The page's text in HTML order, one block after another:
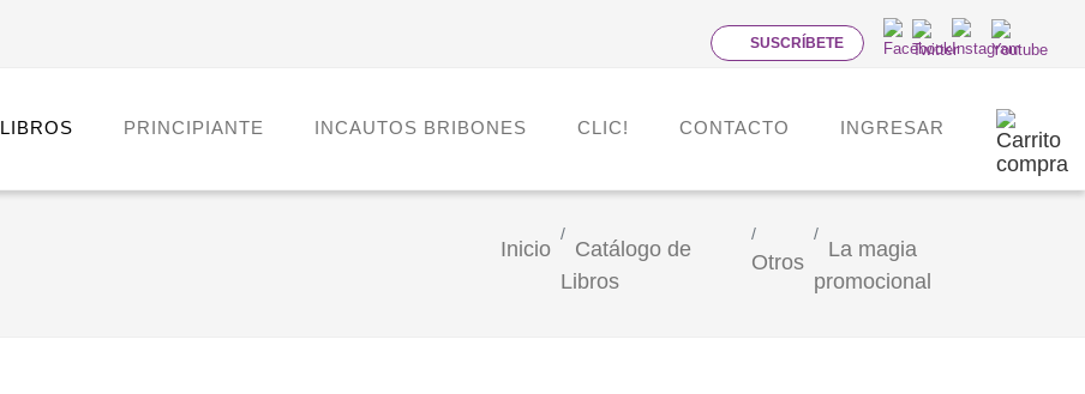
SUSCRÍBETE
LIBROS PRINCIPIANTE INCAUTOS BRIBONES CLIC! CONTACTO INGRESAR
Inicio
Catálogo de
Libros
Otros
La magia
promocional